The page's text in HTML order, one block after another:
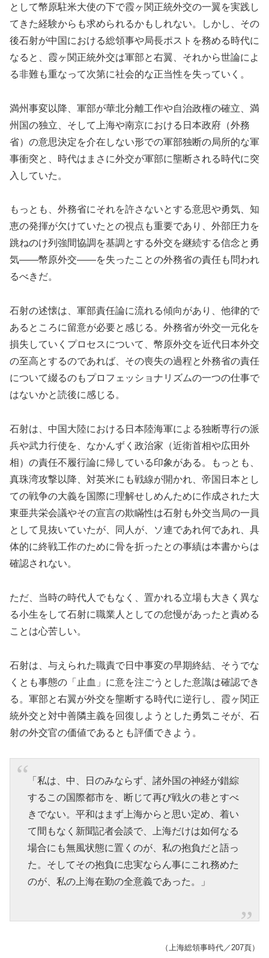
として幣原駐米大使の下で霞ヶ関正統外交の一翼を実践し
てきた経験からも求められるかもしれない。しかし、その
後石射が中国における総領事や局長ポストを務める時代に
なると、霞ヶ関正統外交は軍部と右翼、それから世論によ
る非難も重なって次第に社会的な正当性を失っていく。
満州事変以降、軍部が華北分離工作や自治政権の確立、満
州国の独立、そして上海や南京における日本政府（外務
省）の意思決定を介在しない形での軍部独断の局所的な軍
事衝突と、時代はまさに外交が軍部に壟断される時代に突
入していた。
もっとも、外務省にそれを許さないとする意思や勇気、知
恵の発揮が欠けていたとの視点も重要であり、外部圧力を
跳ねのけ列強間協調を基調とする外交を継続する信念と勇
気——幣原外交——を失ったことの外務省の責任も問われ
るべきだ。
石射の述懐は、軍部責任論に流れる傾向があり、他律的で
あるところに留意が必要と感じる。外務省が外交一元化を
損失していくプロセスについて、幣原外交を近代日本外交
の至高とするのであれば、その喪失の過程と外務省の責任
について綴るのもプロフェッショナリズムの一つの仕事で
はないかと読後に感じる。
石射は、中国大陸における日本陸海軍による独断専行の派
兵や武力行使を、なかんずく政治家（近衛首相や広田外
相）の責任不履行論に帰している印象がある。もっとも、
真珠湾攻撃以降、対英米にも戦線が開かれ、帝国日本とし
ての戦争の大義を国際に理解せしめんために作成された大
東亜共栄会議やその宣言の欺瞞性は石射も外交当局の一員
として見抜いていたが、同人が、ソ連であれ何であれ、具
体的に終戦工作のために骨を折ったとの事績は本書からは
確認されない。
ただ、当時の時代人でもなく、置かれる立場も大きく異な
る小生をして石射に職業人としての怠慢があったと責める
ことは心苦しい。
石射は、与えられた職責で日中事変の早期終結、そうでな
くとも事態の「止血」に意を注ごうとした意識は確認でき
る。軍部と右翼が外交を壟断する時代に逆行し、霞ヶ関正
統外交と対中善隣主義を回復しようとした勇気こそが、石
射の外交官の価値であるとも評価できよう。
「私は、中、日のみならず、諸外国の神経が錯綜
するこの国際都市を、断じて再び戦火の巷とすべ
きでない。平和はまず上海からと思い定め、着い
て間もなく新聞記者会談で、上海だけは如何なる
場合にも無風状態に置くのが、私の抱負だと語っ
た。そしてその抱負に忠実ならん事にこれ務めた
のが、私の上海在勤の全意義であった。」
（上海総領事時代／207頁）